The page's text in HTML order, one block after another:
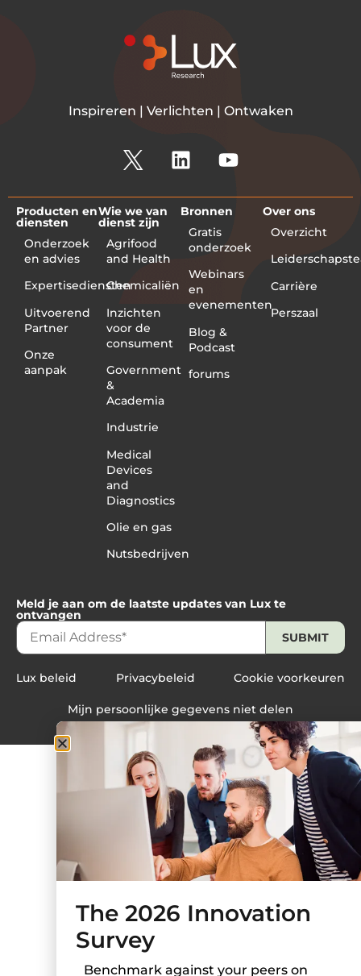
Inspireren | Verlichten | Ontwaken
Producten en
diensten
Onderzoek
en advies
Expertisediensten
Uitvoerend
Partner
Onze
aanpak
Wie we van
dienst zijn
Agrifood
and Health
Chemicaliën
Inzichten
voor de
consument
Government
&
Academia
Industrie
Medical
Devices
and
Diagnostics
Olie en gas
Nutsbedrijven
Bronnen
Gratis
onderzoek
Webinars
en
evenementen
Blog &
Podcast
forums
Over ons
Overzicht
Carrière
Perszaal
Meld je aan om de laatste updates van Lux te
ontvangen
Lux beleid Privacybeleid Cookie voorkeuren
Mijn persoonlijke gegevens niet delen
The 2026 Innovation
Survey
Benchmark against your peers on